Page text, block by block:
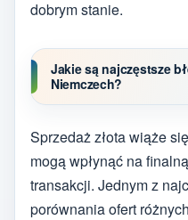
dobrym stanie.
Jakie są najczęstsze
Niemczech?
Sprzedaż złota wiąże
mogą wpłynąć na
transakcji. Jednym z
porównania ofert